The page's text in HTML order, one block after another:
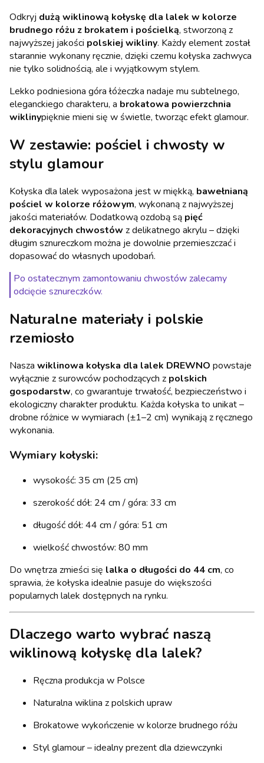
Odkryj dużą wiklinową kołyskę dla lalek w kolorze
brudnego różu z brokatem i pościelką, stworzoną z
najwyższej jakości polskiej wikliny. Każdy element został
starannie wykonany ręcznie, dzięki czemu kołyska zachwyca
nie tylko solidnością, ale i wyjątkowym stylem.
Lekko podniesiona góra łóżeczka nadaje mu subtelnego,
eleganckiego charakteru, a brokatowa powierzchnia
wiklinypięknie mieni się w świetle, tworząc efekt glamour.
W zestawie: pościel i chwosty w
stylu glamour
Kołyska dla lalek wyposażona jest w miękką, bawełnianą
pościel w kolorze różowym, wykonaną z najwyższej
jakości materiałów. Dodatkową ozdobą są pięć
dekoracyjnych chwostów z delikatnego akrylu – dzięki
długim sznureczkom można je dowolnie przemieszczać i
dopasować do własnych upodobań.
Po ostatecznym zamontowaniu chwostów zalecamy
odcięcie sznureczków.
Naturalne materiały i polskie
rzemiosło
Nasza wiklinowa kołyska dla lalek DREWNO powstaje
wyłącznie z surowców pochodzących z polskich
gospodarstw, co gwarantuje trwałość, bezpieczeństwo i
ekologiczny charakter produktu. Każda kołyska to unikat –
drobne różnice w wymiarach (±1–2 cm) wynikają z ręcznego
wykonania.
Wymiary kołyski:
wysokość: 35 cm (25 cm)
szerokość dół: 24 cm / góra: 33 cm
długość dół: 44 cm / góra: 51 cm
wielkość chwostów: 80 mm
Do wnętrza zmieści się lalka o długości do 44 cm, co
sprawia, że kołyska idealnie pasuje do większości
popularnych lalek dostępnych na rynku.
Dlaczego warto wybrać naszą
wiklinową kołyskę dla lalek?
Ręczna produkcja w Polsce
Naturalna wiklina z polskich upraw
Brokatowe wykończenie w kolorze brudnego różu
Styl glamour – idealny prezent dla dziewczynki